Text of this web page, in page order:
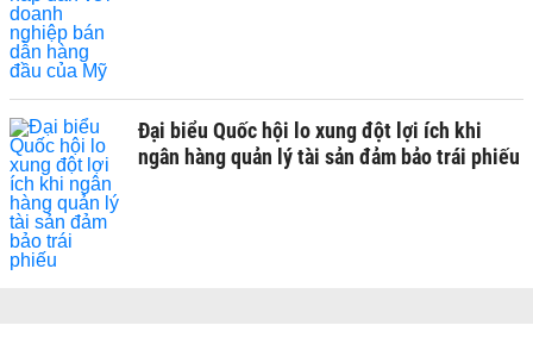
Đại biểu Quốc hội lo xung đột lợi ích khi
ngân hàng quản lý tài sản đảm bảo trái phiếu